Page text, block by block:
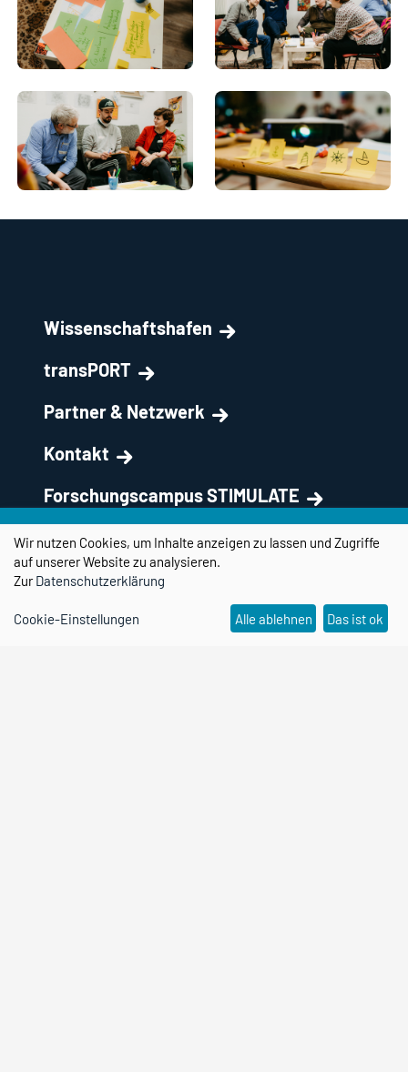
Wissenschaftshafen
transPORT
Partner & Netzwerk
Kontakt
Forschungscampus STIMULATE
Wir nutzen Cookies, um Inhalte anzeigen zu lassen und Zugriffe
auf unserer Website zu analysieren.
ZurDatenschutzerklärung
Cookie-Einstellungen Alle ablehnen Das ist ok